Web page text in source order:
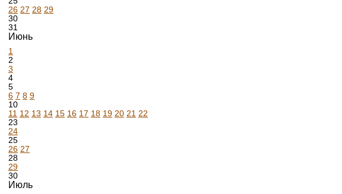
26 27 28 29
30
31
Июнь
1
2
3
4
5
6 7 8 9
10
11 12 13 14 15 16 17 18 19 20 21 22
23
24
25
26 27
28
29
30
Июль